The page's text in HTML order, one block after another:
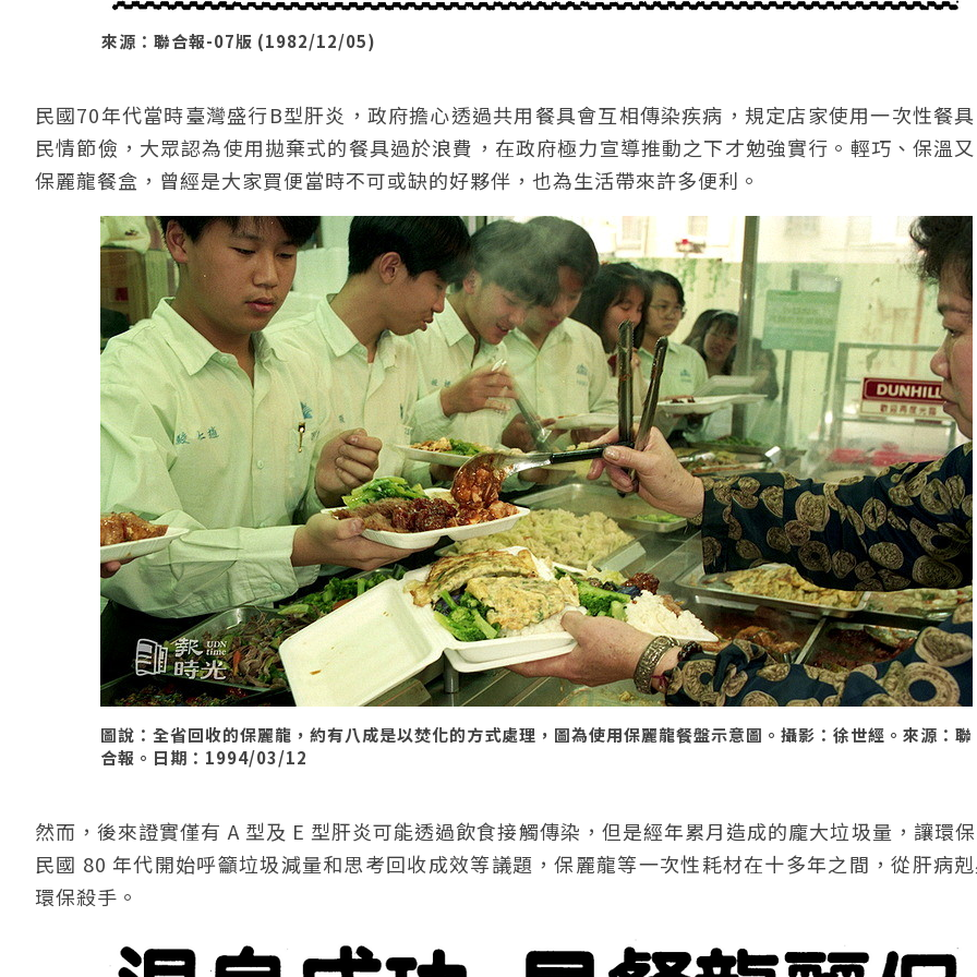
來源：聯合報-07版 (1982/12/05)
民國70年代當時臺灣盛行B型肝炎，政府擔心透過共用餐具會互相傳染疾病，規定店家使用一次性餐
民情節儉，大眾認為使用拋棄式的餐具過於浪費，在政府極力宣導推動之下才勉強實行。輕巧、保溫
保麗龍餐盒，曾經是大家買便當時不可或缺的好夥伴，也為生活帶來許多便利。
圖說：全省回收的保麗龍，約有八成是以焚化的方式處理，圖為使用保麗龍餐盤示意圖。攝影：徐世經。來源：聯
合報。日期：1994/03/12
然而，後來證實僅有 A 型及 E 型肝炎可能透過飲食接觸傳染，但是經年累月造成的龐大垃圾量，讓環
民國 80 年代開始呼籲垃圾減量和思考回收成效等議題，保麗龍等一次性耗材在十多年之間，從肝病
環保殺手。